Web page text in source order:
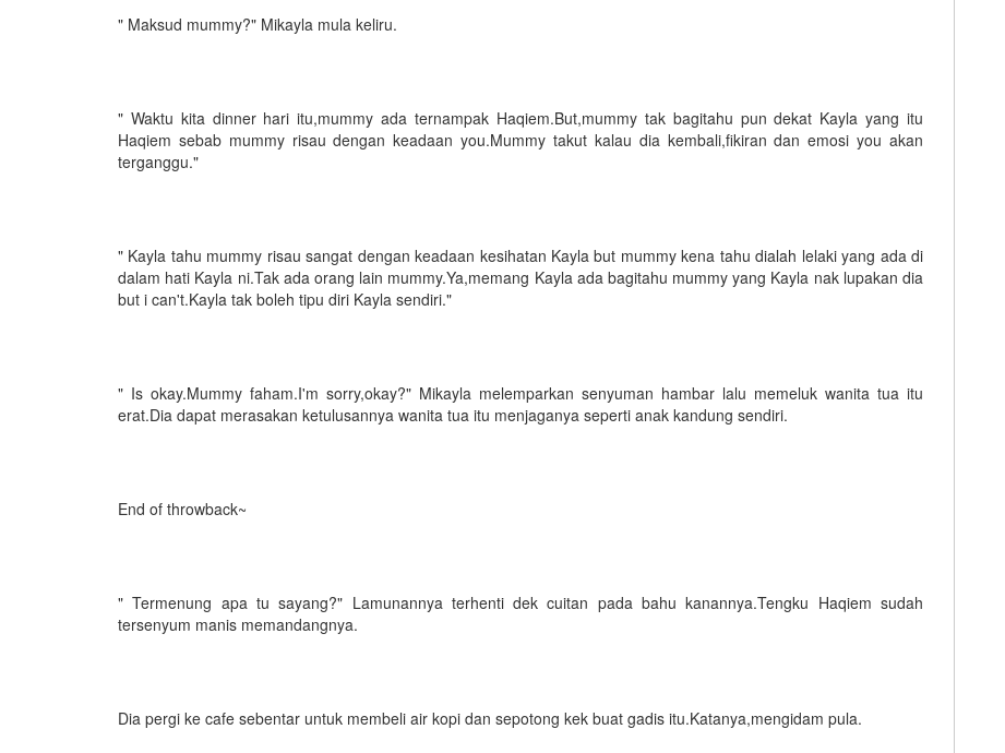
" Maksud mummy?" Mikayla mula keliru.
" Waktu kita dinner hari itu,mummy ada ternampak Haqiem.But,mummy tak bagitahu pun dekat Kayla yang itu
Haqiem sebab mummy risau dengan keadaan you.Mummy takut kalau dia kembali,fikiran dan emosi you akan
terganggu."
" Kayla tahu mummy risau sangat dengan keadaan kesihatan Kayla but mummy kena tahu dialah lelaki yang ada di
dalam hati Kayla ni.Tak ada orang lain mummy.Ya,memang Kayla ada bagitahu mummy yang Kayla nak lupakan dia
but i can't.Kayla tak boleh tipu diri Kayla sendiri."
" Is okay.Mummy faham.I'm sorry,okay?" Mikayla melemparkan senyuman hambar lalu memeluk wanita tua itu
erat.Dia dapat merasakan ketulusannya wanita tua itu menjaganya seperti anak kandung sendiri.
End of throwback~
" Termenung apa tu sayang?" Lamunannya terhenti dek cuitan pada bahu kanannya.Tengku Haqiem sudah
tersenyum manis memandangnya.
Dia pergi ke cafe sebentar untuk membeli air kopi dan sepotong kek buat gadis itu.Katanya,mengidam pula.